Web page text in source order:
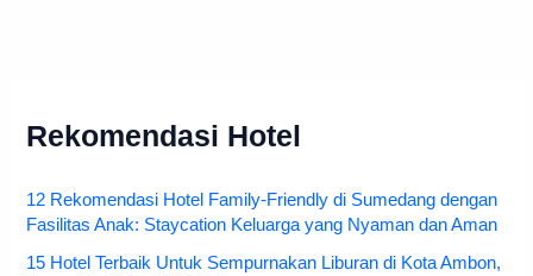
Rekomendasi Hotel
12 Rekomendasi Hotel Family-Friendly di Sumedang dengan
Fasilitas Anak: Staycation Keluarga yang Nyaman dan Aman
15 Hotel Terbaik Untuk Sempurnakan Liburan di Kota Ambon,